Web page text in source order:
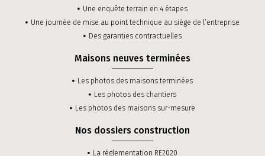
Une enquête terrain en 4 étapes
Une journée de mise au point technique au siège de l’entreprise
Des garanties contractuelles
Maisons neuves terminées
Les photos des maisons terminées
Les photos des chantiers
Les photos des maisons sur-mesure
Nos dossiers construction
La réglementation RE2020